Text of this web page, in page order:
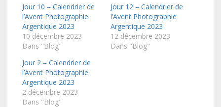
Jour 10 – Calendrier de
l’Avent Photographie
Argentique 2023
10 décembre 2023
Dans "Blog"
Jour 12 – Calendrier de
l’Avent Photographie
Argentique 2023
12 décembre 2023
Dans "Blog"
Jour 2 – Calendrier de
l’Avent Photographie
Argentique 2023
2 décembre 2023
Dans "Blog"